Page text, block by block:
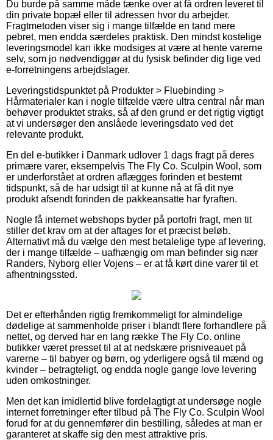
Du burde på samme måde tænke over at få ordren leveret til
din private bopæl eller til adressen hvor du arbejder.
Fragtmetoden viser sig i mange tilfælde en tand mere
pebret, men endda særdeles praktisk. Den mindst kostelige
leveringsmodel kan ikke modsiges at være at hente varerne
selv, som jo nødvendiggør at du fysisk befinder dig lige ved
e-forretningens arbejdslager.
Leveringstidspunktet på Produkter > Fluebinding >
Hårmaterialer kan i nogle tilfælde være ultra central når man
behøver produktet straks, så af den grund er det rigtig vigtigt
at vi undersøger den anslåede leveringsdato ved det
relevante produkt.
En del e-butikker i Danmark udlover 1 dags fragt på deres
primære varer, eksempelvis The Fly Co. Sculpin Wool, som
er underforstået at ordren aflægges forinden et bestemt
tidspunkt, så de har udsigt til at kunne nå at få dit nye
produkt afsendt forinden de pakkeansatte har fyraften.
Nogle få internet webshops byder på portofri fragt, men tit
stiller det krav om at der aftages for et præcist beløb.
Alternativt må du vælge den mest betalelige type af levering,
der i mange tilfælde – uafhængig om man befinder sig nær
Randers, Nyborg eller Vojens – er at få kørt dine varer til et
afhentningssted.
Det er efterhånden rigtig fremkommeligt for almindelige
dødelige at sammenholde priser i blandt flere forhandlere på
nettet, og derved har en lang række The Fly Co. online
butikker været presset til at at nedskære prisniveauet på
varerne – til babyer og børn, og yderligere også til mænd og
kvinder – betragteligt, og endda nogle gange love levering
uden omkostninger.
Men det kan imidlertid blive fordelagtigt at undersøge nogle
internet forretninger efter tilbud på The Fly Co. Sculpin Wool
forud for at du gennemfører din bestilling, således at man er
garanteret at skaffe sig den mest attraktive pris.